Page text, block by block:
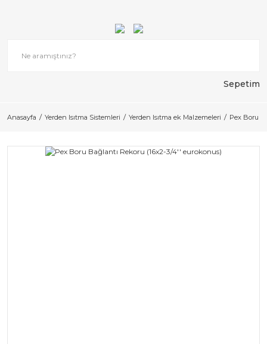
Sepetim
Anasayfa Yerden Isıtma Sistemleri Yerden Isıtma ek Malzemeleri Pex Boru